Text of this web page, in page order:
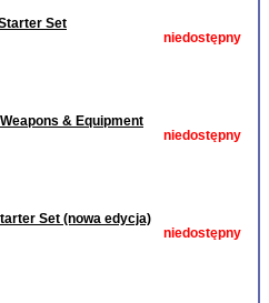
Set
niedostępny
& Equipment
niedostępny
Set (nowa edycja)
niedostępny